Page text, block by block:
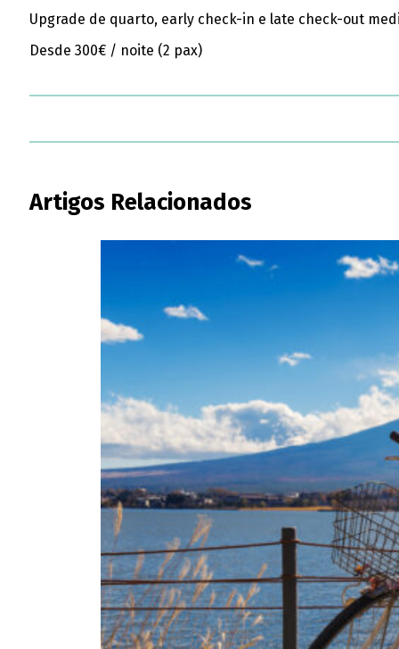
Upgrade de quarto, early check-in e late check-out
Desde 300€ / noite (2 pax)
Artigos Relacionados